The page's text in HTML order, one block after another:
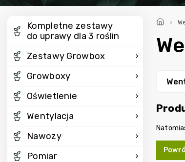
/
Kompletne zestawy
do uprawy dla 3 roślin
Zestawy Growbox
Growboxy
Oświetlenie
Wentylacja
Nawozy
Pomiar